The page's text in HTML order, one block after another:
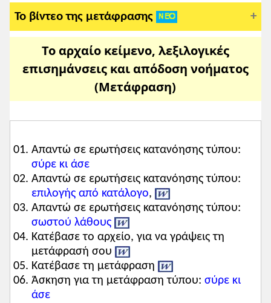
Κατέβασε
σύντομο βιογραφικό για μαθητική
χρήση:
• Λεξικά νέας ελληνικής: για απλή
//για σύνθετη αναζήτηση
• Λεξικό της αρχαίαςLiddell & Scott
• Λεξικό αρχαίας,
σχολικό εγχειρίδιο
Κατάλογος ανωμάλων ρημάτων
Συμπληρωματικό υλικό για τον
συγγραφέα και το έργο του
Ο Πλάτων –το πραγματικό του όνομα
ήταν Αριστοκλής– γεννήθηκε γύρω στο
428/7 π.Χ. στην Αθήνα. Η οικογένειά του
διχάστηκε πολιτικά μετά τον
Πελοποννησιακό πόλεμο, καθώς κάποιοι
Το βίντεο της μετάφρασης
Δείτε και τοδιαδραστικό βίντεοπου
ετοίμασε η Γεωργία Μουντράκη
Κλείσιμο
Το αρχαίο κείμενο, λεξιλογικές
επισημάνσεις και απόδοση νοήματος
(Μετάφραση)
Απαντώ σε ερωτήσεις κατανόησης τύπου:
σύρε κι άσε
Απαντώ σε ερωτήσεις κατανόησης τύπου:
επιλογής από κατάλογο,
Απαντώ σε ερωτήσεις κατανόησης τύπου:
σωστού λάθους
Κατέβασε το αρχείο, για να γράψεις τη
μετάφρασή σου
Κατέβασε τη μετάφραση
Άσκηση για τη μετάφραση τύπου: σύρε κι
άσε